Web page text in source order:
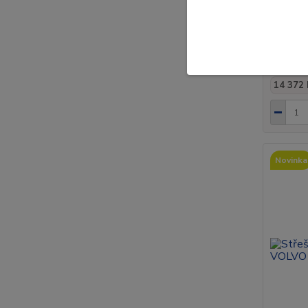
14 372
Novinka